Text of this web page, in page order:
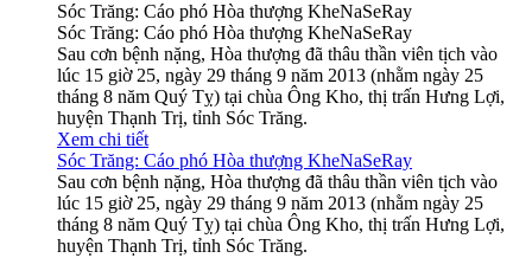
Sóc Trăng: Cáo phó Hòa thượng KheNaSeRay
Sóc Trăng: Cáo phó Hòa thượng KheNaSeRay
Sau cơn bệnh nặng, Hòa thượng đã thâu thần viên tịch vào
lúc 15 giờ 25, ngày 29 tháng 9 năm 2013 (nhằm ngày 25
tháng 8 năm Quý Tỵ) tại chùa Ông Kho, thị trấn Hưng Lợi,
huyện Thạnh Trị, tỉnh Sóc Trăng.
Xem chi tiết
Sóc Trăng: Cáo phó Hòa thượng KheNaSeRay
Sau cơn bệnh nặng, Hòa thượng đã thâu thần viên tịch vào
lúc 15 giờ 25, ngày 29 tháng 9 năm 2013 (nhằm ngày 25
tháng 8 năm Quý Tỵ) tại chùa Ông Kho, thị trấn Hưng Lợi,
huyện Thạnh Trị, tỉnh Sóc Trăng.